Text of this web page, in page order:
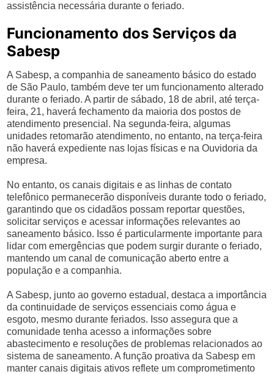
assistência necessária durante o feriado.
Funcionamento dos Serviços da
Sabesp
A Sabesp, a companhia de saneamento básico do estado
de São Paulo, também deve ter um funcionamento alterado
durante o feriado. A partir de sábado, 18 de abril, até terça-
feira, 21, haverá fechamento da maioria dos postos de
atendimento presencial. Na segunda-feira, algumas
unidades retomarão atendimento, no entanto, na terça-feira
não haverá expediente nas lojas físicas e na Ouvidoria da
empresa.
No entanto, os canais digitais e as linhas de contato
telefônico permanecerão disponíveis durante todo o feriado,
garantindo que os cidadãos possam reportar questões,
solicitar serviços e acessar informações relevantes ao
saneamento básico. Isso é particularmente importante para
lidar com emergências que podem surgir durante o feriado,
mantendo um canal de comunicação aberto entre a
população e a companhia.
A Sabesp, junto ao governo estadual, destaca a importância
da continuidade de serviços essenciais como água e
esgoto, mesmo durante feriados. Isso assegura que a
comunidade tenha acesso a informações sobre
abastecimento e resoluções de problemas relacionados ao
sistema de saneamento. A função proativa da Sabesp em
manter canais digitais ativos reflete um comprometimento